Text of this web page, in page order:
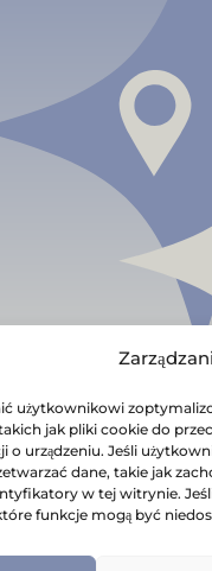
użytkownikowi
jak pliki cookie do
o urządzeniu. Jeśli
dane, takie jak
w tej witrynie.
funkcje mogą być